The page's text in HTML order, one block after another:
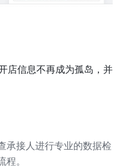
店信息不再成为孤岛，并
承接人进行专业的数据检
程。